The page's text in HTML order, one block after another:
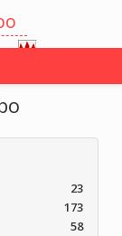
23
173
58